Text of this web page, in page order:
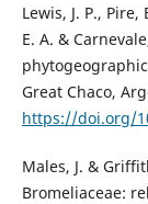
Lewis, J. P., Pire,
E. A. &
Great Chaco,
https://doi.org/
Males, J. &
Bromeliaceae: